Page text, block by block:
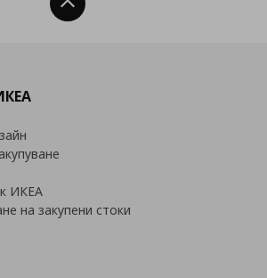
Нагоре
ИКЕА
на закупени стоки